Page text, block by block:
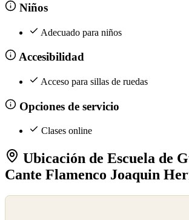
Niños
Adecuado para niños
Accesibilidad
Acceso para sillas de ruedas
Opciones de servicio
Clases online
Ubicación de Escuela de
Cante Flamenco Joaquin